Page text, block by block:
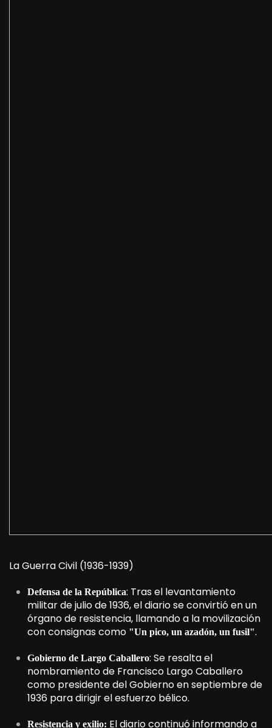
La Guerra Civil (1936-1939)
Defensa de la República: Tras el levantamiento
militar de julio de 1936, el diario se convirtió en un
órgano de resistencia, llamando a la movilización
con consignas como "Un pico, un azadón, un fusil".
Gobierno de Largo Caballero: Se resalta el
nombramiento de Francisco Largo Caballero
como presidente del Gobierno en septiembre de
1936 para dirigir el esfuerzo bélico.
Resistencia y exilio: El diario continuó informando a